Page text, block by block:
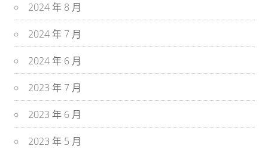
2024 年 8 月
2024 年 7 月
2024 年 6 月
2023 年 7 月
2023 年 6 月
2023 年 5 月